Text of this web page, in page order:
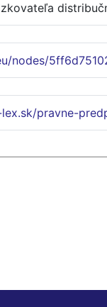
nodes/
pravne-